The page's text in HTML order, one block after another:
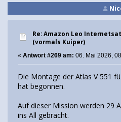
Re: Amazon Leo
(vormals Kuiper)
« Antwort #269 am: 06. Mai 2026,
Die Montage der Atlas V 551
hat begonnen.
Auf dieser Mission werden 29
ins All gebracht.